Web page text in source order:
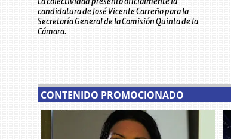
candidatura de José Vicente Carreño para la
Secretaría General de la Comisión Quinta de la
Cámara.